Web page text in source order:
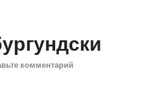
комментарий